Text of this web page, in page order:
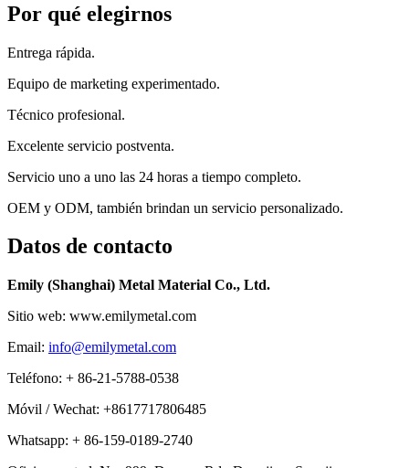
Por qué elegirnos
Entrega rápida.
Equipo de marketing experimentado.
Técnico profesional.
Excelente servicio postventa.
Servicio uno a uno las 24 horas a tiempo completo.
OEM y ODM, también brindan un servicio personalizado.
Datos de contacto
Emily (Shanghai) Metal Material Co., Ltd.
Sitio web: www.emilymetal.com
Email: info@emilymetal.com
Teléfono: + 86-21-5788-0538
Móvil / Wechat: +8617717806485
Whatsapp: + 86-159-0189-2740